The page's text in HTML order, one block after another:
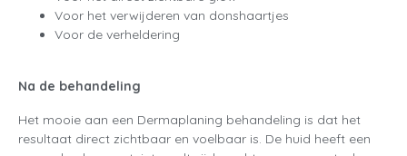
Voor het verwijderen van donshaartjes
Voor de verheldering
Na de behandeling
Het mooie aan een Dermaplaning behandeling is dat het
resultaat direct zichtbaar en voelbaar is. De huid heeft een